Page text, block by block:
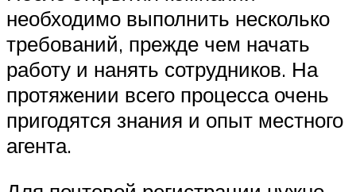
необходимо выполнить несколько
требований, прежде чем начать
работу и нанять сотрудников. На
протяжении всего процесса очень
пригодятся знания и опыт местного
агента.